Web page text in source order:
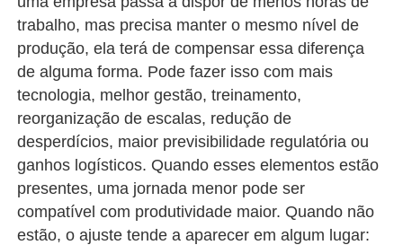
trabalho, mas precisa manter o mesmo nível de
produção, ela terá de compensar essa diferença
de alguma forma. Pode fazer isso com mais
tecnologia, melhor gestão, treinamento,
reorganização de escalas, redução de
desperdícios, maior previsibilidade regulatória ou
ganhos logísticos. Quando esses elementos estão
presentes, uma jornada menor pode ser
compatível com produtividade maior. Quando não
estão, o ajuste tende a aparecer em algum lugar: